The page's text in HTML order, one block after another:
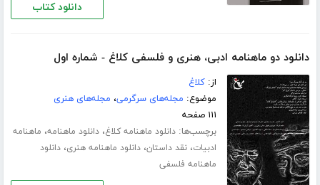
دانلود کتاب
دانلود دو ماهنامه ادبی، هنری و فلسفی کلاغ - شماره اول
از:کلاغ
موضوع: مجله‌های سرگرمی، مجله‌های هنری
۱۱۱ صفحه
برچسب‌ها:دانلود ماهنامه کلاغ،دانلود ماهنامه، ماهنامه
ادبیات،نقد داستان،دانلود ماهنامه هنری،دانلود
ماهنامه فلسفی